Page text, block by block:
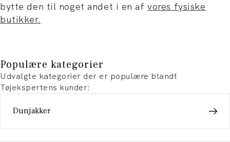
bytte den til noget andet i en afvores fysiske
butikker.
Populære kategorier
Udvalgte kategorier der er populære blandt
Tøjekspertens kunder:
Dunjakker